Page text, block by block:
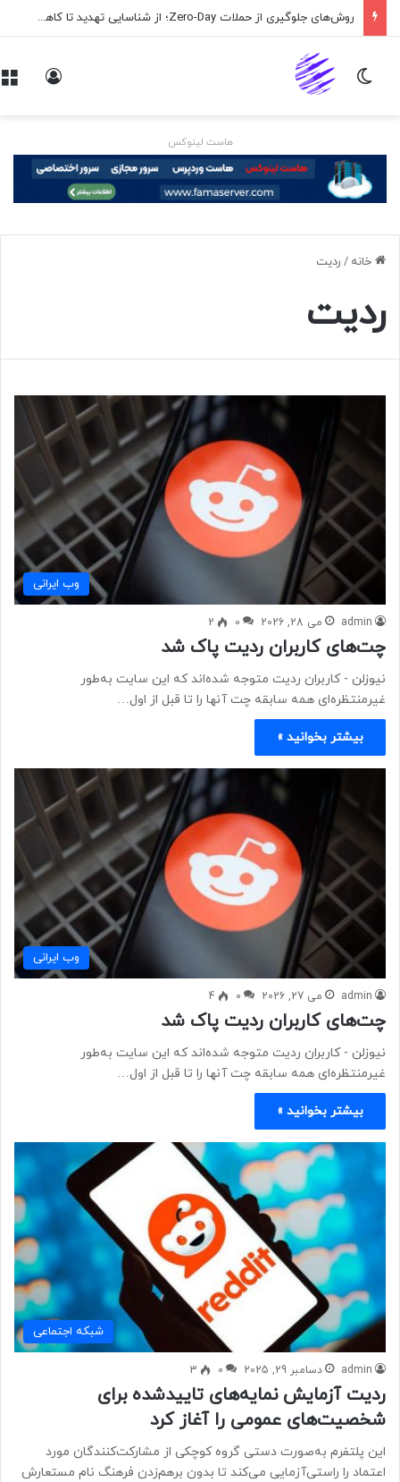
اپلیکیشن پیام‌رسان ایکس در راه است
تغییر پوسته
هاست لینوکس
خانه / ردیت
ردیت
وب ايرانی
admin می 28, 2026 0
2
چت‌های کاربران ردیت پاک شد
نیوزلن - کاربران ردیت متوجه شده‌اند که این سایت به‌طور
غیرمنتظره‌ای همه سابقه چت آنها را تا قبل از اول…
بیشتر بخوانید »
وب ايرانی
admin می 27, 2026 0
4
چت‌های کاربران ردیت پاک شد
نیوزلن - کاربران ردیت متوجه شده‌اند که این سایت به‌طور
غیرمنتظره‌ای همه سابقه چت آنها را تا قبل از اول…
بیشتر بخوانید »
شبكه اجتماعی
admin دسامبر 29, 2025 0
3
ردیت آزمایش نمایه‌های تاییدشده برای
شخصیت‌های عمومی را آغاز کرد
این پلتفرم به‌صورت دستی گروه کوچکی از مشارکت‌کنندگان مورد
اعتماد را راستی‌آزمایی می‌کند تا بدون برهم‌زدن فرهنگ نام مستعارش